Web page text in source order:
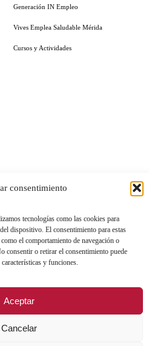
consentimiento
tecnologías como las cookies para
dispositivo. El consentimiento para estas
el comportamiento de navegación o
consentir o retirar el consentimiento puede
y funciones.
Aceptar
Cancelar
Generación IN Empleo
Vives Emplea Saludable Mérida
Cursos y Actividades
DE ACTIVIDADES DE TRATAMIENTO